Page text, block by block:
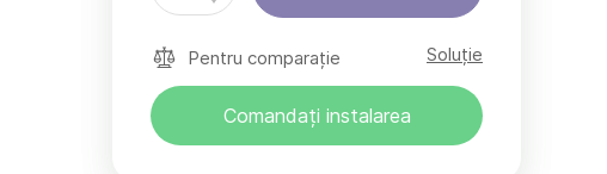
Pentru comparație Soluție
Comandați instalarea